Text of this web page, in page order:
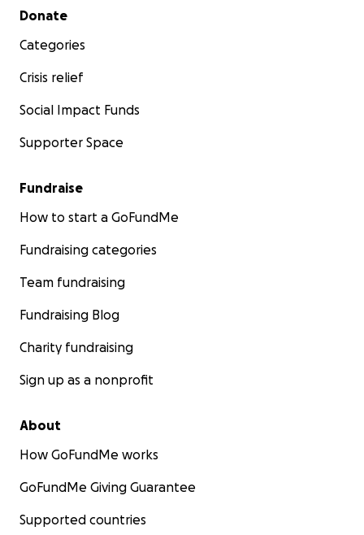
Secondary menu
Donate
Categories
Crisis relief
Social Impact Funds
Supporter Space
Fundraise
How to start a GoFundMe
Fundraising categories
Team fundraising
Fundraising Blog
Charity fundraising
Sign up as a nonprofit
About
How GoFundMe works
GoFundMe Giving Guarantee
Supported countries